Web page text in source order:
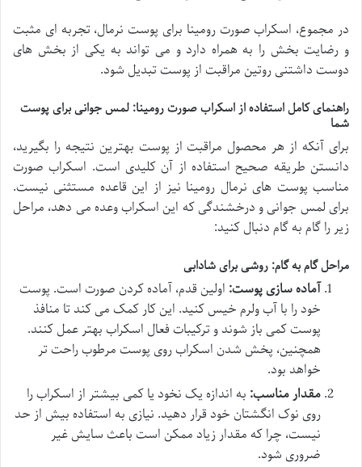
در مجموع، اسکراب صورت رومینا برای پوست نرمال، تجربه ای مثبت
و رضایت بخش را به همراه دارد و می تواند به یکی از بخش های
دوست داشتنی روتین مراقبت از پوست تبدیل شود.
راهنمای کامل استفاده از اسکراب صورت رومینا: لمس جوانی برای پوست
شما
برای آنکه از هر محصول مراقبت از پوست بهترین نتیجه را بگیرید،
دانستن طریقه صحیح استفاده از آن کلیدی است. اسکراب صورت
مناسب پوست های نرمال رومینا نیز از این قاعده مستثنی نیست.
برای لمس جوانی و درخشندگی که این اسکراب وعده می دهد، مراحل
زیر را گام به گام دنبال کنید:
مراحل گام به گام: روشی برای شادابی
آماده سازی پوست: اولین قدم، آماده کردن صورت است. پوست
خود را با آب ولرم خیس کنید. این کار کمک می کند تا منافذ
پوست کمی باز شوند و ترکیبات فعال اسکراب بهتر عمل کنند.
همچنین، پخش شدن اسکراب روی پوست مرطوب راحت تر
خواهد بود.
مقدار مناسب: به اندازه یک نخود یا کمی بیشتر از اسکراب را
روی نوک انگشتان خود قرار دهید. نیازی به استفاده بیش از حد
نیست، چرا که مقدار زیاد ممکن است باعث سایش غیر
ضروری شود.